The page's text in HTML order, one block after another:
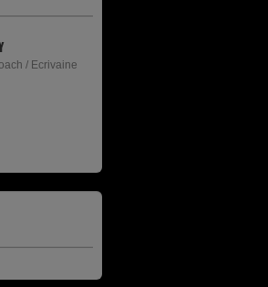
/ Ecrivaine